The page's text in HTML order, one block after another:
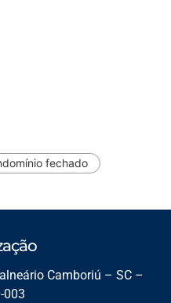
fechado
Camboriú – SC –
003